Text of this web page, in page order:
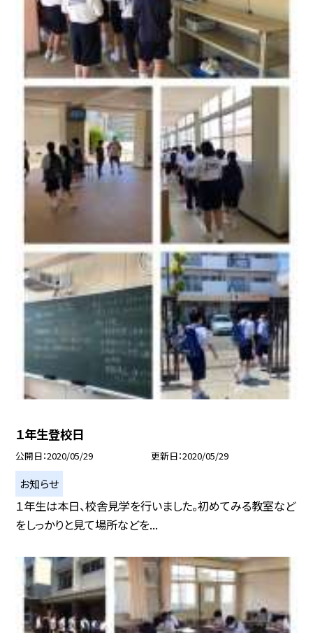
１年生登校日
公開日 2020/05/29 更新日 2020/05/29
お知らせ
１年生は本日、校舎見学を行いました。初めてみる教室など
をしっかりと見て場所などを...